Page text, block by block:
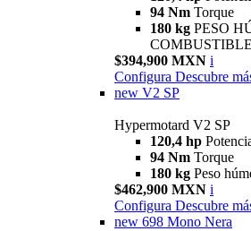
94 Nm Torque
180 kg PESO
COMBUSTIBLE
$394,900 MXN i
Configura Descubre
new V2 SP
Hypermotard V2 SP
120,4 hp
94 Nm Torque
180 kg Peso
$462,900 MXN i
Configura Descubre
new 698 Mono Nera